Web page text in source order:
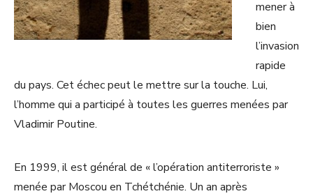
mener à
bien
l’invasion
rapide
du pays. Cet échec peut le mettre sur la touche. Lui,
l’homme qui a participé à toutes les guerres menées par
Vladimir Poutine.
En 1999, il est général de « l’opération antiterroriste »
menée par Moscou en Tchétchénie. Un an après